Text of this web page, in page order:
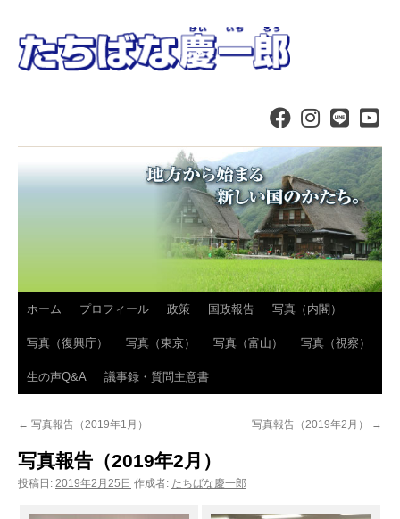
コ
ン
テ
へ
ス
ホーム プロフィール 政策 国政報告 写真（内閣）
写真（復興庁） 写真（東京） 写真（富山） 写真（視察）
生の声Q&A 議事録・質問主意書
← 写真報告（2019年1月） 写真報告（2019年2月） →
写真報告（2019年2月）
投稿日: 2019年2月25日 作成者: たちばな慶一郎